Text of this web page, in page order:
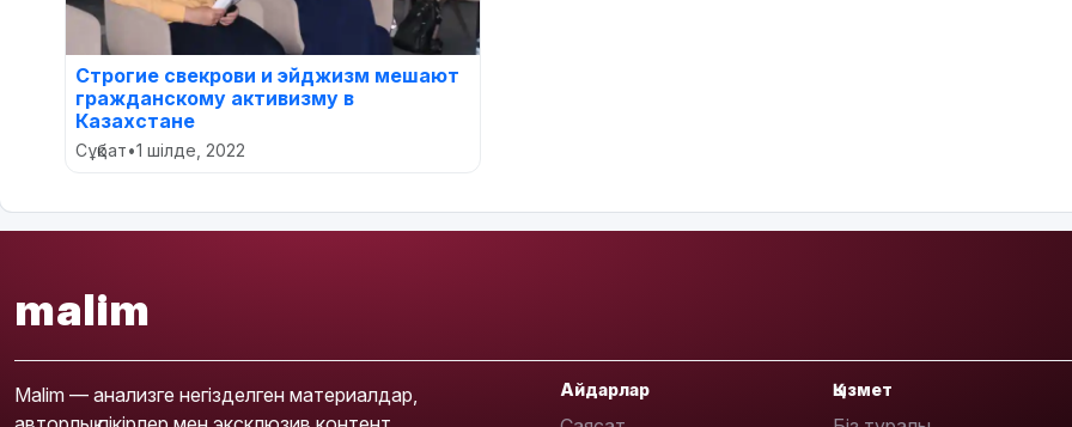
Строгие свекрови и эйджизм мешают
гражданскому активизму в
Казахстане
Сұқбат•1 шілде, 2022
malim
Malim — анализге негізделген материалдар,
Айдарлар Қызмет